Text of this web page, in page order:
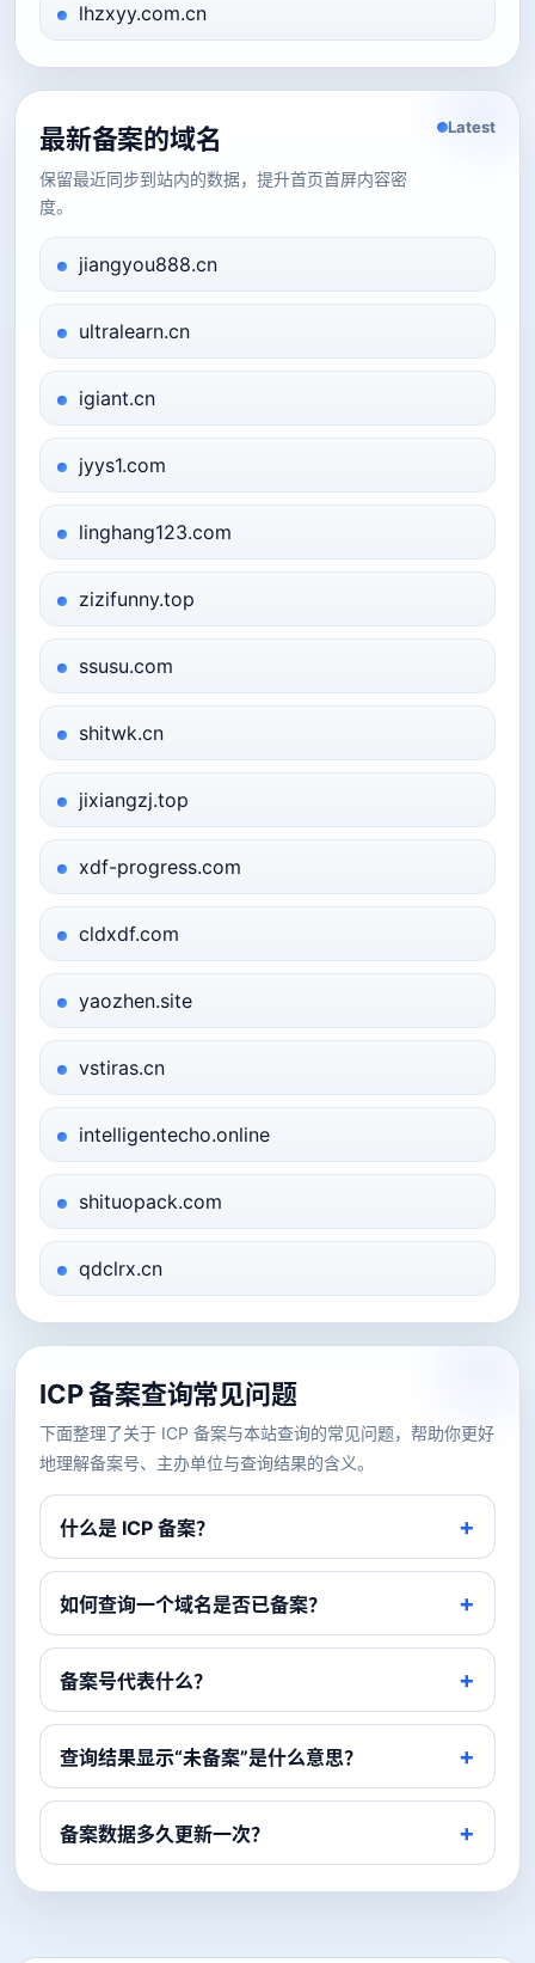
lhzxyy.com.cn
最新备案的域名
保留最近同步到站内的数据，提升首页首屏内容密
度。
Latest
jiangyou888.cn
ultralearn.cn
igiant.cn
jyys1.com
linghang123.com
zizifunny.top
ssusu.com
shitwk.cn
jixiangzj.top
xdf-progress.com
cldxdf.com
yaozhen.site
vstiras.cn
intelligentecho.online
shituopack.com
qdclrx.cn
ICP 备案查询常见问题
下面整理了关于 ICP 备案与本站查询的常见问题，帮助你更好
地理解备案号、主办单位与查询结果的含义。
什么是 ICP 备案？
如何查询一个域名是否已备案？
备案号代表什么？
查询结果显示“未备案”是什么意思？
备案数据多久更新一次？